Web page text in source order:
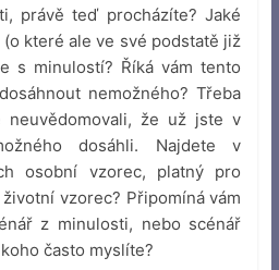
právě teď procházíte? Jaké
které ale ve své podstatě již
s minulostí? Říká vám tento
nemožného? Třeba
že už jste v
dosáhli. Najdete v
osobní vzorec, platný pro
vzorec? Připomíná vám
z minulosti, nebo scénář
často myslíte?